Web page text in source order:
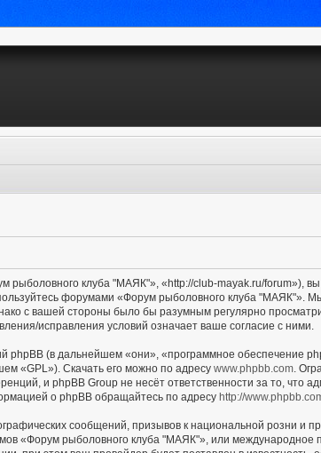
клуба "МАЯК"», «http://club-mayak.ru/forum»), вы
форумами «Форум рыболовного клуба "МАЯК"».
с вашей стороны было бы разумным регулярно
исправления условий означает ваше согласие с ними.
(в дальнейшем «они», «программное обеспечение
«GPL»). Скачать его можно по адресу www.phpbb.com .
и phpBB Group не несёт ответственности за то, что
о phpBB обращайтесь по адресу http://
сообщений, призывов к национальной розни и
«Форум рыболовного клуба "МАЯК"», или международное